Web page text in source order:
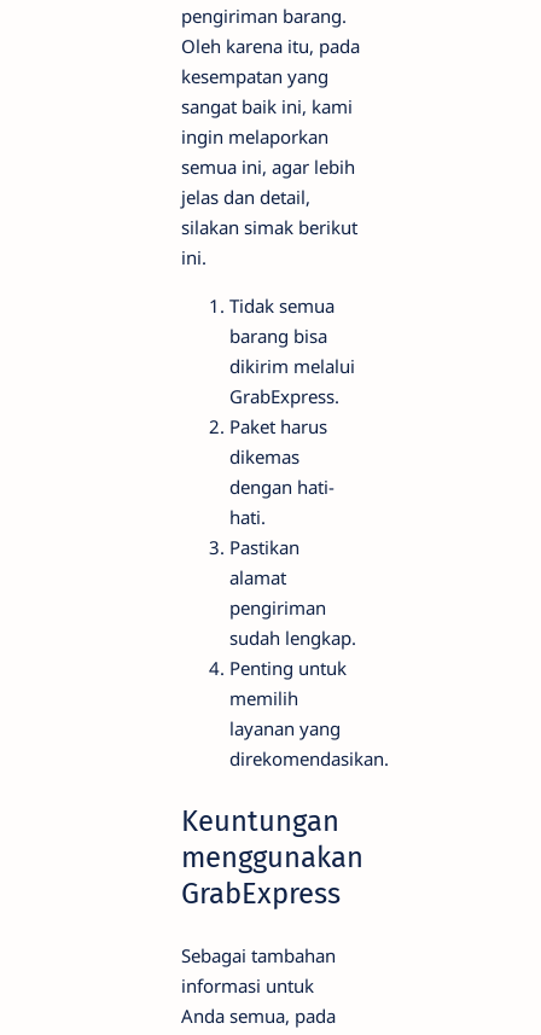
pengiriman barang.
Oleh karena itu, pada
kesempatan yang
sangat baik ini, kami
ingin melaporkan
semua ini, agar lebih
jelas dan detail,
silakan simak berikut
ini.
Tidak semua
barang bisa
dikirim melalui
GrabExpress.
Paket harus
dikemas
dengan hati-
hati.
Pastikan
alamat
pengiriman
sudah lengkap.
Penting untuk
memilih
layanan yang
direkomendasikan.
Keuntungan
menggunakan
GrabExpress
Sebagai tambahan
informasi untuk
Anda semua, pada